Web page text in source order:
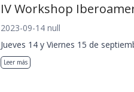
IV Workshop
2023-09-14 null
Jueves 14 y Viernes 15 de
Leer más